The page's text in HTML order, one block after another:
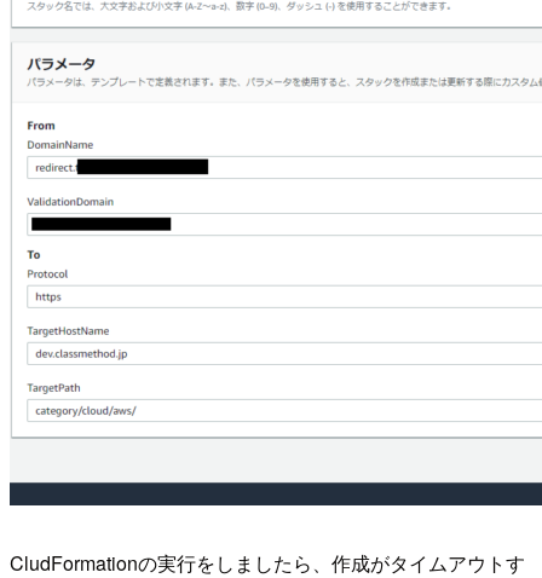
CludFormationの実行をしましたら、作成がタイムアウトす